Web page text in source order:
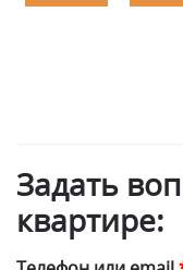
Задать
квартире: